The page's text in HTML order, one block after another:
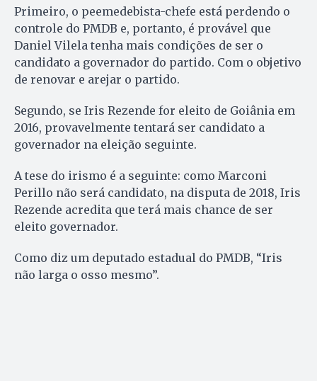
Primeiro, o peemedebista-chefe está perdendo o
controle do PMDB e, portanto, é provável que
Daniel Vilela tenha mais condições de ser o
candidato a governador do partido. Com o objetivo
de renovar e arejar o partido.
Segundo, se Iris Rezende for eleito de Goiânia em
2016, provavelmente tentará ser candidato a
governador na eleição seguinte.
A tese do irismo é a seguinte: como Marconi
Perillo não será candidato, na disputa de 2018, Iris
Rezende acredita que terá mais chance de ser
eleito governador.
Como diz um deputado estadual do PMDB, “Iris
não larga o osso mesmo”.